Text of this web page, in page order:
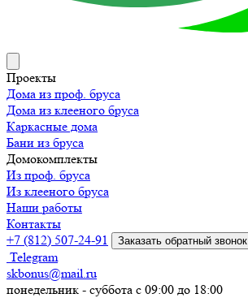
Проекты
Дома из проф. бруса
Дома из клееного бруса
Каркасные дома
Бани из бруса
Домокомплекты
Из проф. бруса
Из клееного бруса
Наши работы
Контакты
+7 (812) 507-24-91
Заказать обратный звонок
Telegram
skbonus@mail.ru
понедельник - суббота с 09:00 до 18:00